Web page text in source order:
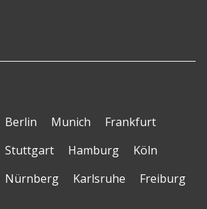
Berlin Munich
Frankfurt
Stuttgart
Hamburg
Köln
Nürnberg
Karlsruhe Freiburg